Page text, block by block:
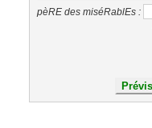
pèRE des miséRablEs :